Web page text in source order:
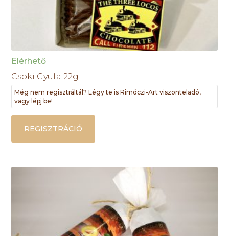
Elérhető
Csoki Gyufa 22g
Még nem regisztráltál? Légy te is Rimóczi-Art viszonteladó,
vagy lépj be!
REGISZTRÁCIÓ